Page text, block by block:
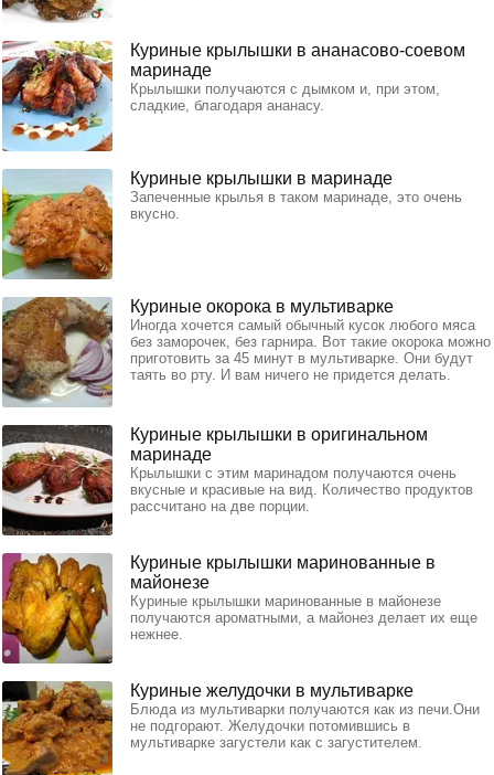
Куриные крылышки в ананасово-соевом
маринаде
Крылышки получаются с дымком и, при этом,
сладкие, благодаря ананасу.
Куриные крылышки в маринаде
Запеченные крылья в таком маринаде, это очень
вкусно.
Куриные окорока в мультиварке
Иногда хочется самый обычный кусок любого мяса
без заморочек, без гарнира. Вот такие окорока можно
приготовить за 45 минут в мультиварке. Они будут
таять во рту. И вам ничего не придется делать.
Куриные крылышки в оригинальном
маринаде
Крылышки с этим маринадом получаются очень
вкусные и красивые на вид. Количество продуктов
рассчитано на две порции.
Куриные крылышки маринованные в
майонезе
Куриные крылышки маринованные в майонезе
получаются ароматными, а майонез делает их еще
нежнее.
Куриные желудочки в мультиварке
Блюда из мультиварки получаются как из печи.Они
не подгорают. Желудочки потомившись в
мультиварке загустели как с загустителем.